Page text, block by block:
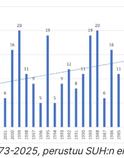
2025, perustuu SUH:n